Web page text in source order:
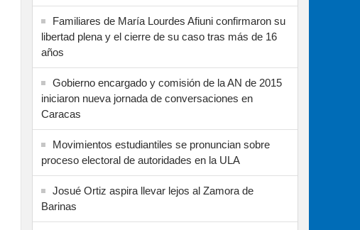
Familiares de María Lourdes Afiuni confirmaron su
libertad plena y el cierre de su caso tras más de 16
años
Gobierno encargado y comisión de la AN de 2015
iniciaron nueva jornada de conversaciones en
Caracas
Movimientos estudiantiles se pronuncian sobre
proceso electoral de autoridades en la ULA
Josué Ortiz aspira llevar lejos al Zamora de
Barinas